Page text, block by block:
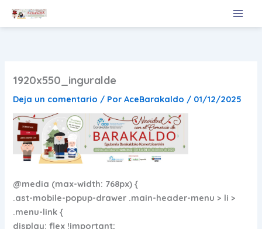
1920x550_inguralde
Deja un comentario / PorAceBarakaldo / 01/12/2025
@media (max-width: 768px) {
.ast-mobile-popup-drawer .main-header-menu > li >
.menu-link {
display: flex !important;